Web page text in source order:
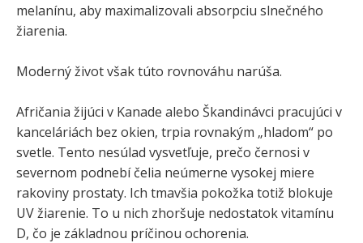
melanínu, aby maximalizovali absorpciu slnečného
žiarenia.
Moderný život však túto rovnováhu narúša.
Afričania žijúci v Kanade alebo Škandinávci pracujúci v
kanceláriách bez okien, trpia rovnakým „hladom“ po
svetle. Tento nesúlad vysvetľuje, prečo černosi v
severnom podnebí čelia neúmerne vysokej miere
rakoviny prostaty. Ich tmavšia pokožka totiž blokuje
UV žiarenie. To u nich zhoršuje nedostatok vitamínu
D, čo je základnou príčinou ochorenia.